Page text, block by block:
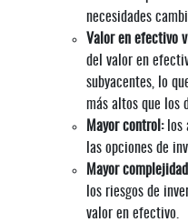
necesidades
Valor en efectivo
del valor en
subyacentes, lo
más altos que los
Mayor control:
las opciones de
Mayor
los riesgos de
valor en efectivo.